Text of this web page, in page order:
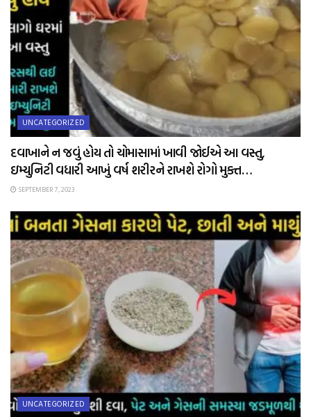
UNCATEGORIZED
દવાખાને ન જવું હોય તો ચોમાસામાં ખાવી જોઈએ આ વસ્તુ,
ઇમ્યુનિટી વધારી આખું વર્ષ શરીરને રાખશે રોગો મુક્ત…
SEPTEMBER 7, 2023
UNCATEGORIZED